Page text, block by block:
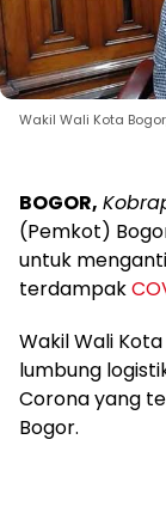
Wakil Wali Kota
BOGOR,
(Pemkot)
untuk
terdampak
Wakil Wali
lumbung
Corona yang
Bogor.